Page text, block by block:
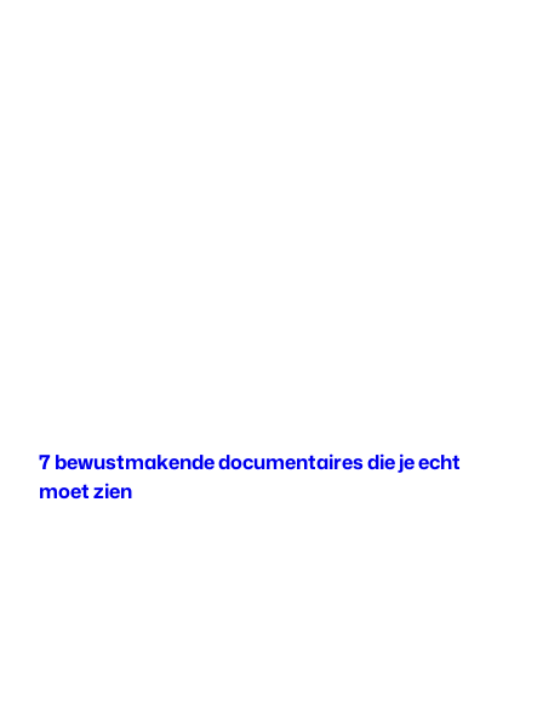
7 bewustmakende documentaires die je echt
moet zien